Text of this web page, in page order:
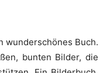
wunderschönes Buch.
bunten Bilder, die